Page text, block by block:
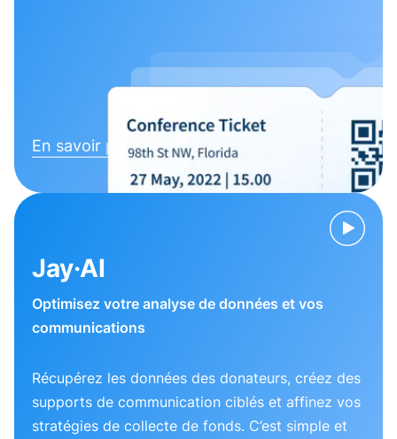
En savoir plus
Jay·AI
Optimisez votre analyse de données et vos
communications
Récupérez les données des donateurs, créez des
supports de communication ciblés et affinez vos
stratégies de collecte de fonds. C’est simple et